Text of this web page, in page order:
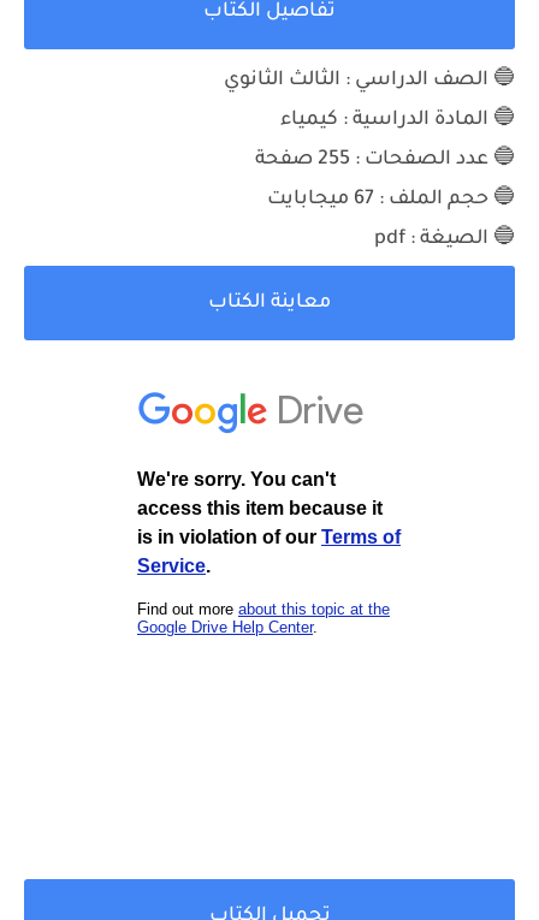
تفاصيل الكتاب
🔵 الصف الدراسي : الثالث الثانوي
🔵 المادة الدراسية : كيمياء
🔵 عدد الصفحات : 255 صفحة
🔵 حجم الملف : 67 ميجابايت
🔵 الصيغة : pdf
معاينة الكتاب